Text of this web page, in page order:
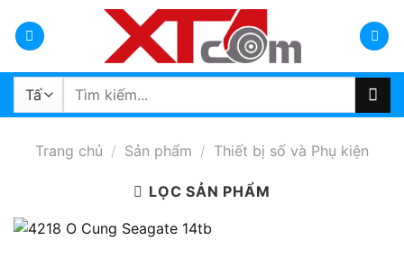
qua
dung
Tìm
Trang chủ / Sản phẩm / Thiết bị số và Phụ kiện
LỌC SẢN PHẨM